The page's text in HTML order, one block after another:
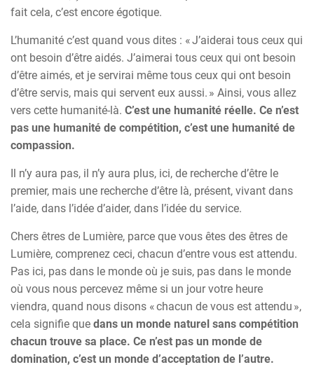
fait cela, c’est encore égotique.
L’humanité c’est quand vous dites : « J’aiderai tous ceux qui
ont besoin d’être aidés. J’aimerai tous ceux qui ont besoin
d’être aimés, et je servirai même tous ceux qui ont besoin
d’être servis, mais qui servent eux aussi. » Ainsi, vous allez
vers cette humanité-là. C’est une humanité réelle. Ce n’est
pas une humanité de compétition, c’est une humanité de
compassion.
Il n’y aura pas, il n’y aura plus, ici, de recherche d’être le
premier, mais une recherche d’être là, présent, vivant dans
l’aide, dans l’idée d’aider, dans l’idée du service.
Chers êtres de Lumière, parce que vous êtes des êtres de
Lumière, comprenez ceci, chacun d’entre vous est attendu.
Pas ici, pas dans le monde où je suis, pas dans le monde
où vous nous percevez même si un jour votre heure
viendra, quand nous disons « chacun de vous est attendu »,
cela signifie que dans un monde naturel sans compétition
chacun trouve sa place. Ce n’est pas un monde de
domination, c’est un monde d’acceptation de l’autre.